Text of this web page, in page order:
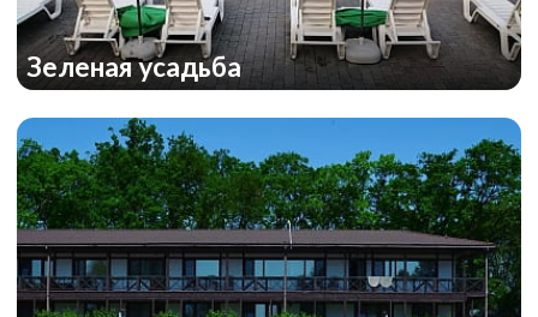
Зеленая усадьба